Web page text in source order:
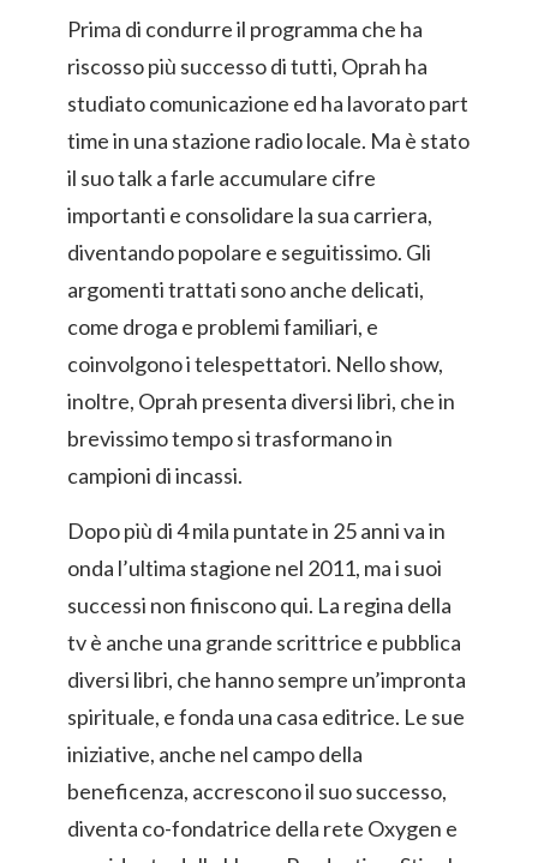
Prima di condurre il programma che ha
riscosso più successo di tutti, Oprah ha
studiato comunicazione ed ha lavorato part
time in una stazione radio locale. Ma è stato
il suo talk a farle accumulare cifre
importanti e consolidare la sua carriera,
diventando popolare e seguitissimo. Gli
argomenti trattati sono anche delicati,
come droga e problemi familiari, e
coinvolgono i telespettatori. Nello show,
inoltre, Oprah presenta diversi libri, che in
brevissimo tempo si trasformano in
campioni di incassi.
Dopo più di 4 mila puntate in 25 anni va in
onda l’ultima stagione nel 2011, ma i suoi
successi non finiscono qui. La regina della
tv è anche una grande scrittrice e pubblica
diversi libri, che hanno sempre un’impronta
spirituale, e fonda una casa editrice. Le sue
iniziative, anche nel campo della
beneficenza, accrescono il suo successo,
diventa co-fondatrice della rete Oxygen e